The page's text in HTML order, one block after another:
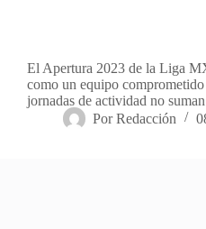
El Apertura 2023 de la Liga
como un equipo
jornadas de actividad no
Por Redacción